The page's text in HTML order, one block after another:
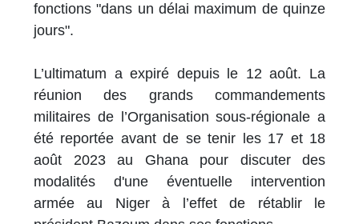
fonctions "dans un délai maximum de quinze
jours".
L’ultimatum a expiré depuis le 12 août. La
réunion des grands commandements
militaires de l’Organisation sous-régionale a
été reportée avant de se tenir les 17 et 18
août 2023 au Ghana pour discuter des
modalités d'une éventuelle intervention
armée au Niger à l’effet de rétablir le